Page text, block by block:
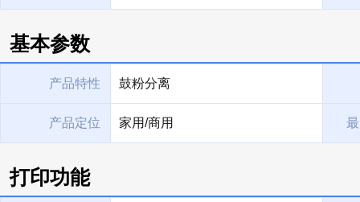
基本参数
产品特性 鼓粉分离
产品定位 家用/商用
打印功能